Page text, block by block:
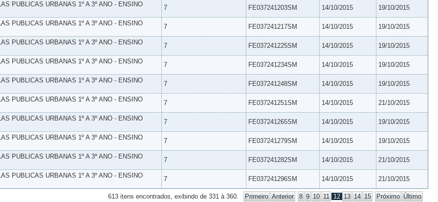
PUBLICAS URBANAS 1º A 3º ANO - ENSINO 7 FE037241203SM 14/10/2015 19/10/2015
PUBLICAS URBANAS 1º A 3º ANO - ENSINO 7 FE037241217SM 14/10/2015 19/10/2015
PUBLICAS URBANAS 1º A 3º ANO - ENSINO 7 FE037241225SM 14/10/2015 19/10/2015
PUBLICAS URBANAS 1º A 3º ANO - ENSINO 7 FE037241234SM 14/10/2015 19/10/2015
PUBLICAS URBANAS 1º A 3º ANO - ENSINO 7 FE037241248SM 14/10/2015 19/10/2015
PUBLICAS URBANAS 1º A 3º ANO - ENSINO 7 FE037241251SM 14/10/2015 21/10/2015
PUBLICAS URBANAS 1º A 3º ANO - ENSINO 7 FE037241265SM 14/10/2015 19/10/2015
PUBLICAS URBANAS 1º A 3º ANO - ENSINO 7 FE037241279SM 14/10/2015 19/10/2015
PUBLICAS URBANAS 1º A 3º ANO - ENSINO 7 FE037241282SM 14/10/2015 21/10/2015
PUBLICAS URBANAS 1º A 3º ANO - ENSINO 7 FE037241296SM 14/10/2015 21/10/2015
613 itens encontrados, exibindo de 331 à 360. Primeiro Anterior 8 9 10 11 12 13 14 15 Próximo Último